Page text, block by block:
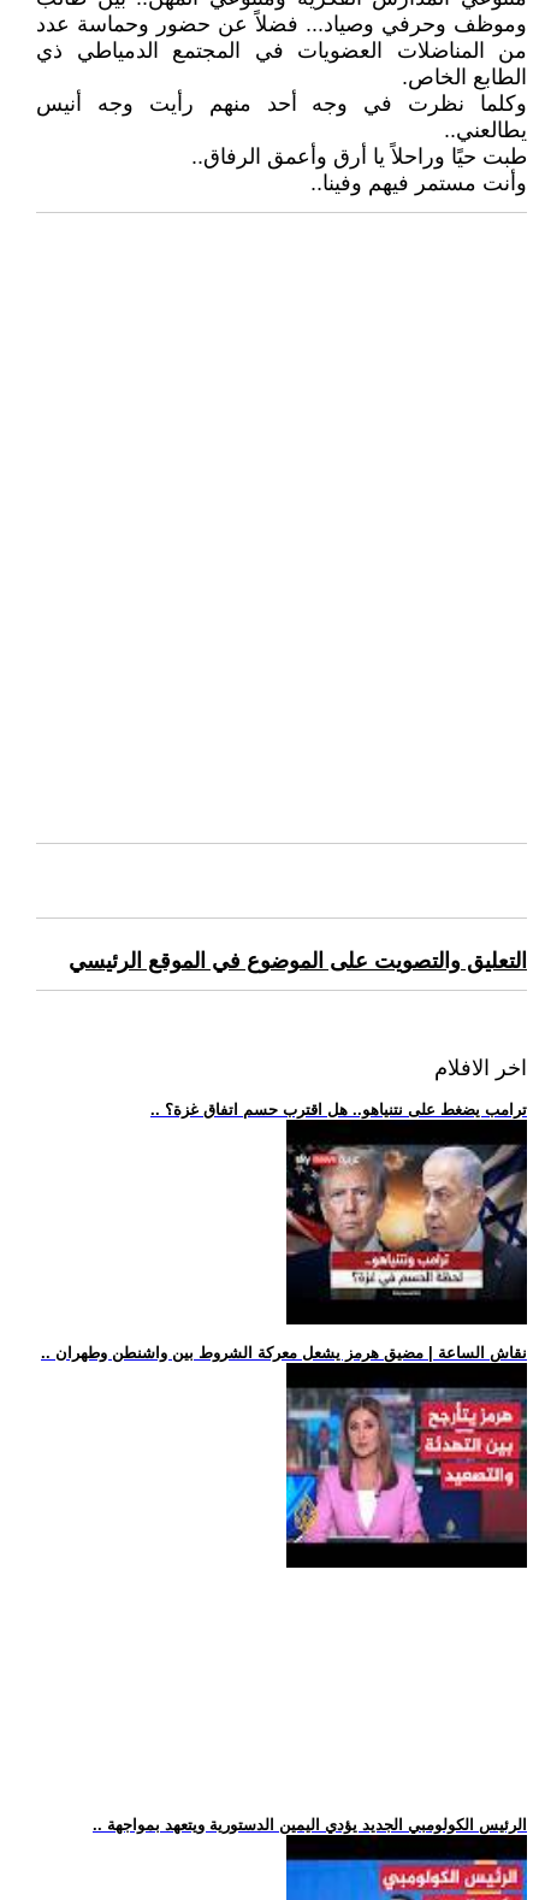
وموظف وحرفي وصياد... فضلاً عن حضور وحماسة عدد
من المناضلات العضويات في المجتمع الدمياطي ذي
الطابع الخاص.
وكلما نظرت في وجه أحد منهم رأيت وجه أنيس
يطالعني..
طبت حيًا وراحلاً يا أرق وأعمق الرفاق..
وأنت مستمر فيهم وفينا..
التعليق والتصويت على الموضوع في الموقع الرئيسي
اخر الافلام
.. ترامب يضغط على نتنياهو.. هل اقترب حسم اتفاق غزة؟
.. نقاش الساعة | مضيق هرمز يشعل معركة الشروط بين واشنطن وطهران
.. الرئيس الكولومبي الجديد يؤدي اليمين الدستورية ويتعهد بمواجهة